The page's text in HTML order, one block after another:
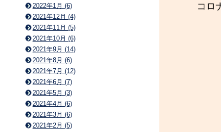
コ
2022年1月 (6)
2021年12月 (4)
2021年11月 (5)
2021年10月 (6)
2021年9月 (14)
2021年8月 (6)
2021年7月 (12)
2021年6月 (7)
2021年5月 (3)
2021年4月 (6)
2021年3月 (6)
2021年2月 (5)